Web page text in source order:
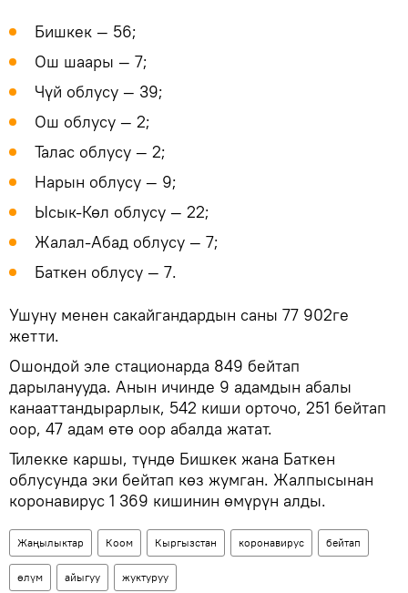
Бишкек — 56;
Ош шаары — 7;
Чүй облусу — 39;
Ош облусу — 2;
Талас облусу — 2;
Нарын облусу — 9;
Ысык-Көл облусу — 22;
Жалал-Абад облусу — 7;
Баткен облусу — 7.
Ушуну менен сакайгандардын саны 77 902ге
жетти.
Ошондой эле стационарда 849 бейтап
дарыланууда. Анын ичинде 9 адамдын абалы
канааттандырарлык, 542 киши орточо, 251 бейтап
оор, 47 адам өтө оор абалда жатат.
Тилекке каршы, түндө Бишкек жана Баткен
облусунда эки бейтап көз жумган. Жалпысынан
коронавирус 1 369 кишинин өмүрүн алды.
Жаңылыктар Коом Кыргызстан коронавирус бейтап
өлүм айыгуу жуктуруу